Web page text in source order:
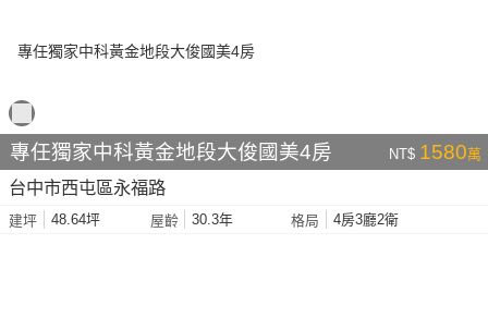
專任獨家中科黃金地段大俊國美4房 NT$ 1580萬
台中市西屯區永福路
建坪 48.64坪 屋齡 30.3年 格局 4房3廳2衛